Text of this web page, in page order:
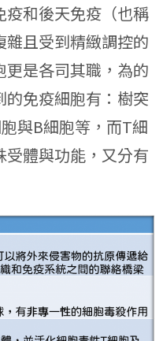
疫和後天免疫（也稱
且受到精緻調控的
是各司其職，為的
免疫細胞有：樹突
與B細胞等，而T細
體與功能，又分有